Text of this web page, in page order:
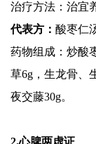
治疗方法：治宜
代表方： 酸枣仁
药物组成：炒酸
草6g，生龙骨、
夜交藤30g。